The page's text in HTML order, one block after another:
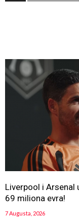
Liverpool i Arsenal
69 miliona evra!
7 Augusta, 2026